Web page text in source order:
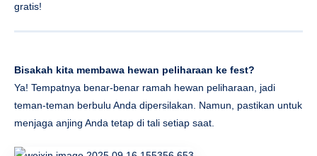
gratis!
Bisakah kita membawa hewan peliharaan ke fest?
Ya! Tempatnya benar-benar ramah hewan peliharaan, jadi
teman-teman berbulu Anda dipersilakan. Namun, pastikan untuk
menjaga anjing Anda tetap di tali setiap saat.